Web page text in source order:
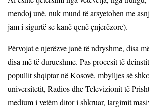
mendoj unë, nuk mund të arsyetohen me
jam i sigurtë se kanë qenë çnjerëzore).
Përvojat e njerëzve janë të ndryshme, disa
disa më të durueshme. Pas procesit të
popullit shqiptar në Kosovë, mbylljes së
universitetit, Radios dhe Televizionit të
medium i vetëm ditor i shkruar, largimit